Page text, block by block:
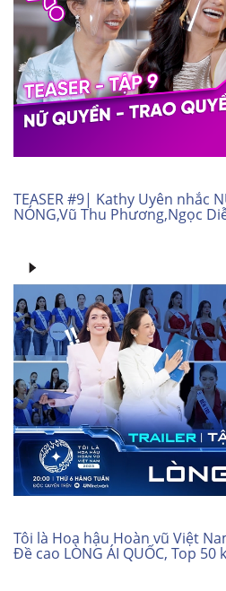
TEASER #9| Kathy Uyên nhắc
NÓNG,Vũ Thu Phương,Ngọc
Tôi là Hoa hậu Hoàn vũ Việt
Đề cao LÒNG ÁI QUỐC, Top 50